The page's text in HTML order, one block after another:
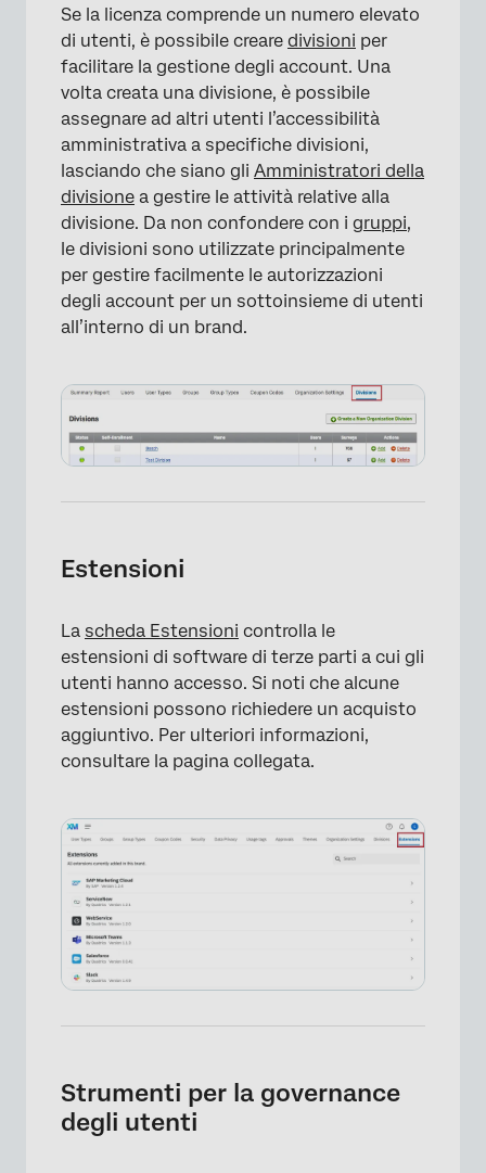
×
×
Se la licenza comprende un numero elevato
di utenti, è possibile creare divisioni per
facilitare la gestione degli account. Una
volta creata una divisione, è possibile
assegnare ad altri utenti l’accessibilità
amministrativa a specifiche divisioni,
lasciando che siano gli Amministratori della
divisione a gestire le attività relative alla
divisione. Da non confondere con i gruppi,
le divisioni sono utilizzate principalmente
per gestire facilmente le autorizzazioni
degli account per un sottoinsieme di utenti
all’interno di un brand.
Estensioni
La scheda Estensioni controlla le
estensioni di software di terze parti a cui gli
utenti hanno accesso. Si noti che alcune
estensioni possono richiedere un acquisto
aggiuntivo. Per ulteriori informazioni,
consultare la pagina collegata.
Strumenti per la governance
degli utenti